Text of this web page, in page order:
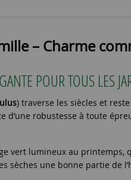
– Charme
POUR TOUS LES
) traverse les siècles et
d’une robustesse à toute
vert lumineux au printemps,
sèches une bonne partie de